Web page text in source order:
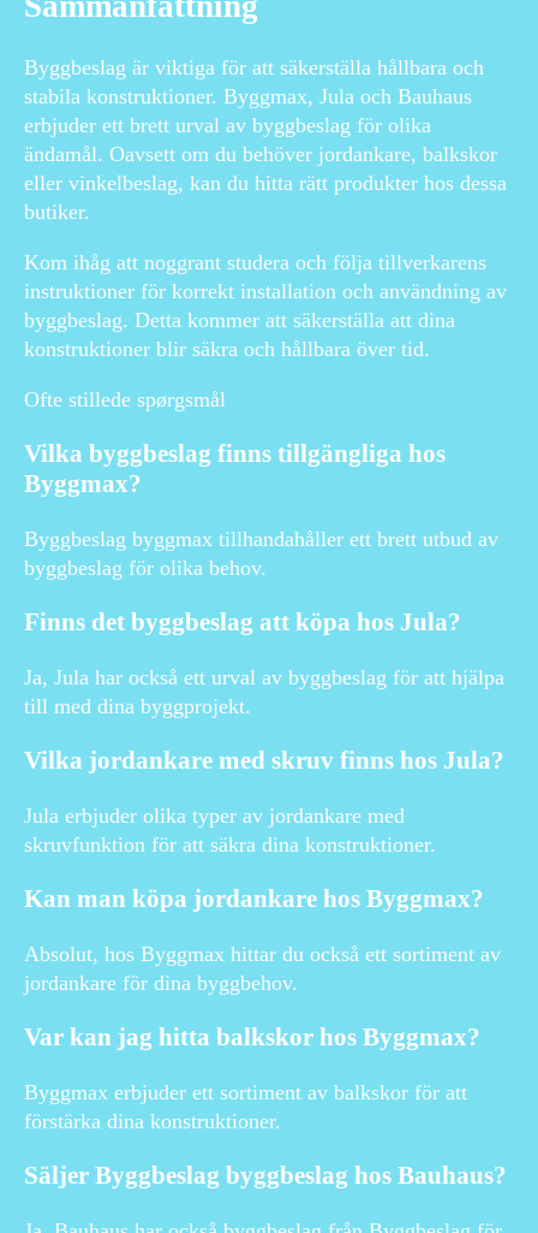
Byggbeslag är viktiga för att säkerställa hållbara och
stabila konstruktioner. Byggmax, Jula och Bauhaus
erbjuder ett brett urval av byggbeslag för olika
ändamål. Oavsett om du behöver jordankare, balkskor
eller vinkelbeslag, kan du hitta rätt produkter hos dessa
butiker.
Kom ihåg att noggrant studera och följa tillverkarens
instruktioner för korrekt installation och användning av
byggbeslag. Detta kommer att säkerställa att dina
konstruktioner blir säkra och hållbara över tid.
Ofte stillede spørgsmål
Vilka byggbeslag finns tillgängliga hos
Byggmax?
Byggbeslag byggmax tillhandahåller ett brett utbud av
byggbeslag för olika behov.
Finns det byggbeslag att köpa hos Jula?
Ja, Jula har också ett urval av byggbeslag för att hjälpa
till med dina byggprojekt.
Vilka jordankare med skruv finns hos Jula?
Jula erbjuder olika typer av jordankare med
skruvfunktion för att säkra dina konstruktioner.
Kan man köpa jordankare hos Byggmax?
Absolut, hos Byggmax hittar du också ett sortiment av
jordankare för dina byggbehov.
Var kan jag hitta balkskor hos Byggmax?
Byggmax erbjuder ett sortiment av balkskor för att
förstärka dina konstruktioner.
Säljer Byggbeslag byggbeslag hos Bauhaus?